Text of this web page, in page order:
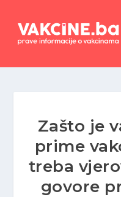
Zašto je
prime
treba
govore